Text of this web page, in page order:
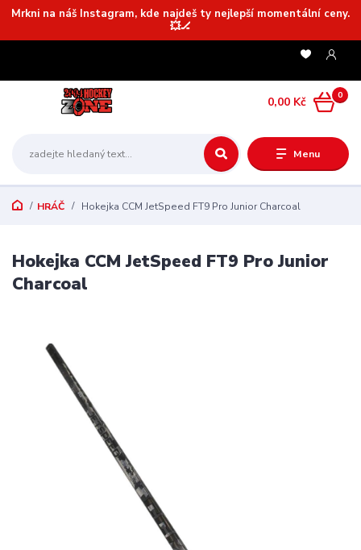
Mrkni na náš Instagram, kde najdeš ty nejlepší momentální ceny.
💥🏒
Menu
0
0,00 Kč
HRÁČ Hokejka CCM JetSpeed FT9 Pro Junior Charcoal
Hokejka CCM JetSpeed FT9 Pro Junior
Charcoal